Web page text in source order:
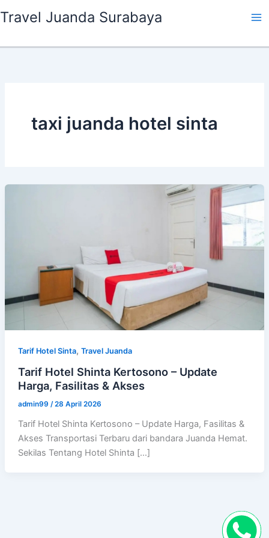
ke
Travel Juanda Surabaya
taxi juanda hotel sinta
Tarif Hotel Sinta, Travel Juanda
Tarif Hotel Shinta Kertosono – Update
Harga, Fasilitas & Akses
admin99 /28 April 2026
Tarif Hotel Shinta Kertosono – Update Harga, Fasilitas &
Akses Transportasi Terbaru dari bandara Juanda Hemat.
Sekilas Tentang Hotel Shinta […]